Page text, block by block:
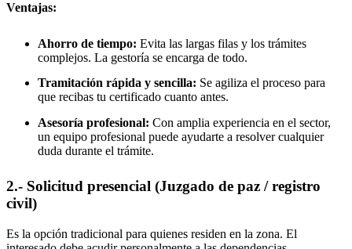
Ventajas:
Ahorro de tiempo: Evita las largas filas y los trámites
complejos. La gestoría se encarga de todo.
Tramitación rápida y sencilla: Se agiliza el proceso para
que recibas tu certificado cuanto antes.
Asesoría profesional: Con amplia experiencia en el sector,
un equipo profesional puede ayudarte a resolver cualquier
duda durante el trámite.
2.- Solicitud presencial (Juzgado de paz / registro
civil)
Es la opción tradicional para quienes residen en la zona. El